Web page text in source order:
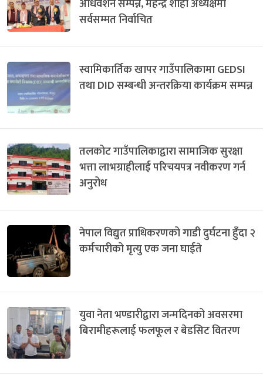
अधिवेशन सम्पन्न, महेन्द्र शाही अध्यक्षमा
सर्वसम्मत निर्वाचित
स्वामिकार्तिक खापर गाउँपालिकामा GEDSI
तथा DID सम्बन्धी अन्तरक्रिया कार्यक्रम सम्पन्न
तलकोट गाउँपालिकाद्वारा सामाजिक सुरक्षा
भत्ता लाभग्राहीलाई परिचयपत्र नवीकरण गर्न
अनुरोध
नेपाल विद्युत प्राधिकरणको गाडी दुर्घटना हुँदा २
कर्मचारीको मृत्यु एक जना घाईते
युवा नेता भण्डारीद्वारा जन्मदिनको अवसरमा
बिरामीहरूलाई फलफूल र बेडसिट वितरण